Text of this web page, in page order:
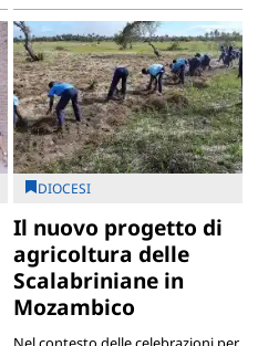
DIOCESI
Il nuovo progetto di
agricoltura delle
Scalabriniane in
Mozambico